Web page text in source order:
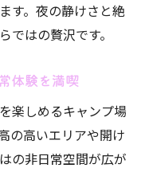
冬キャンプ体験
プで作る
の冬キャンプ体
す。夜の静けさと絶
ではの贅沢です。
体験を満喫
楽しめるキャンプ場
の高いエリアや開け
の非日常空間が広が